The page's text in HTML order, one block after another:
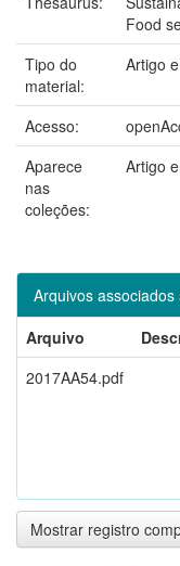
Food
Tipo do
material:
Artigo
Acesso:
Aparece
nas
coleções:
Artigo
Arquivos associados
Arquivo
2017AA54.pdf
Mostrar registro